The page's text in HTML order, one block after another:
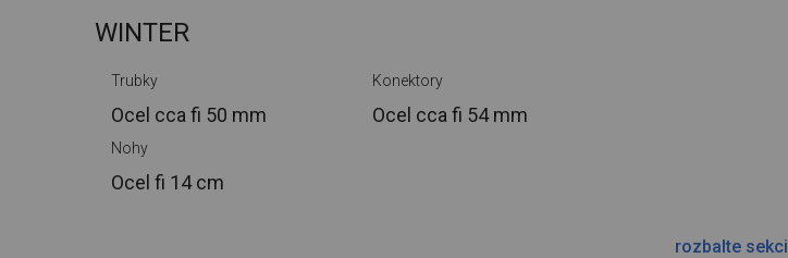
WINTER
Trubky
Ocel cca fi 50 mm
Konektory
Ocel cca fi 54 mm
Nohy
Ocel fi 14 cm
rozbalte sekci